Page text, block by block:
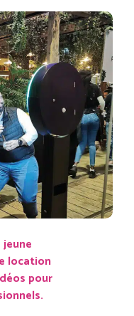
location
pour